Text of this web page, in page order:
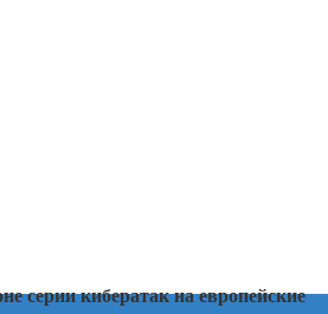
серии кибератак на европейские